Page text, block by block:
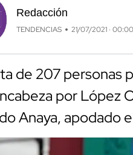
Redacción
TENDENCIAS 21/07/2021 ·
de 207 personas
por López
Anaya, apodado